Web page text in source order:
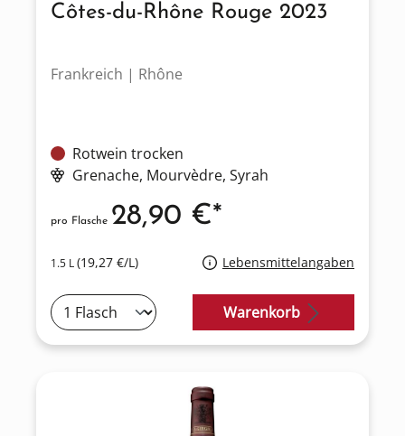
Côtes-du-Rhône Rouge 2023
Frankreich | Rhône
Rotwein trocken
Grenache, Mourvèdre, Syrah
1.5 L(19,27 €/L) Lebensmittelangaben
pro Flasche 28,90 €*
Warenkorb